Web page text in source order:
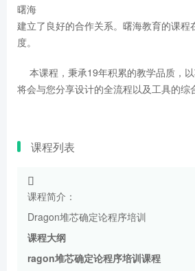
曙海
建立了良好的合作关系。曙海教育的课程
度。
本课程，秉承19年积累的教学品质，
将会与您分享设计的全流程以及工具的综
课程列表
课程简介：
Dragon堆芯确定论程序培训
课程大纲
ragon堆芯确定论程序培训课程